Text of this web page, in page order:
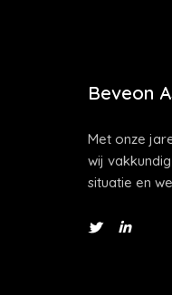
Beveon
Met onze
wij
situatie en